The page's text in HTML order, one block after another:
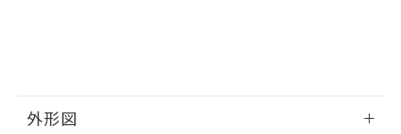
外形図
欄に対応日を記載しておりました。
既に当社にて対応品への在庫切替を完了